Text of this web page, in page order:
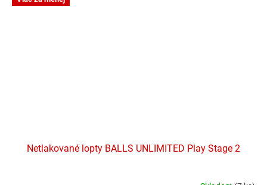
Netlakované lopty BALLS UNLIMITED Play Stage 2